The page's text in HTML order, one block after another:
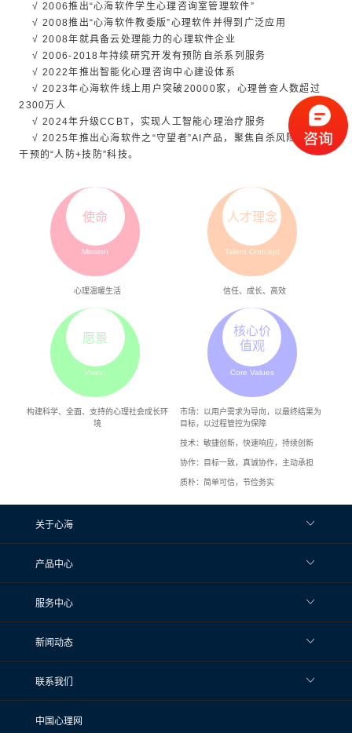
√ 2006推出“心海软件学生心理咨询室管理软件”
√ 2008推出“心海软件教委版”心理软件并得到广泛应用
√ 2008年就具备云处理能力的心理软件企业
√ 2006-2018年持续研究开发有预防自杀系列服务
√ 2022年推出智能化心理咨询中心建设体系
√ 2023年心海软件线上用户突破20000家，心理普查人数超过
2300万人
√ 2024年升级CCBT，实现人工智能心理治疗服务
√ 2025年推出心海软件之“守望者”AI产品，聚焦自杀风险评估、
干预的“人防+技防”科技。
使命
Mission
心理温暖生活
人才理念
Talent Concept
信任、成长、高效
愿景
Vision
构建科学、全面、支持的心理社会成长环
境
核心价
值观
Core Values
市场：以用户需求为导向，以最终结果为
目标，以过程管控为保障
技术：敏捷创新，快速响应，持续创新
协作：目标一致，真诚协作，主动承担
质朴：简单可信，节俭务实
关于心海
产品中心
服务中心
新闻动态
联系我们
中国心理网